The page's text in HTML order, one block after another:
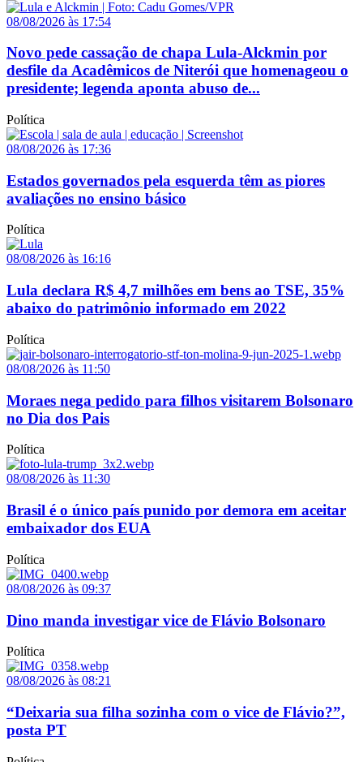
08/08/2026 às 17:54
Novo pede cassação de chapa Lula-Alckmin por
desfile da Acadêmicos de Niterói que homenageou o
presidente; legenda aponta abuso de...
Política
08/08/2026 às 17:36
Estados governados pela esquerda têm as piores
avaliações no ensino básico
Política
08/08/2026 às 16:16
Lula declara R$ 4,7 milhões em bens ao TSE, 35%
abaixo do patrimônio informado em 2022
Política
08/08/2026 às 11:50
Moraes nega pedido para filhos visitarem Bolsonaro
no Dia dos Pais
Política
08/08/2026 às 11:30
Brasil é o único país punido por demora em aceitar
embaixador dos EUA
Política
08/08/2026 às 09:37
Dino manda investigar vice de Flávio Bolsonaro
Política
08/08/2026 às 08:21
“Deixaria sua filha sozinha com o vice de Flávio?”,
posta PT